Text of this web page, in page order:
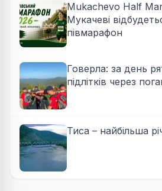
Mukachevo Half
Мукачеві
півмарафон
Говерла: за день
підлітків через
Тиса – найбільша